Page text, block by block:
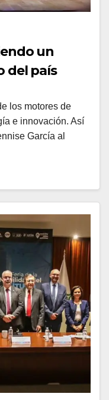
un
del país
los motores de
e innovación. Así
García al